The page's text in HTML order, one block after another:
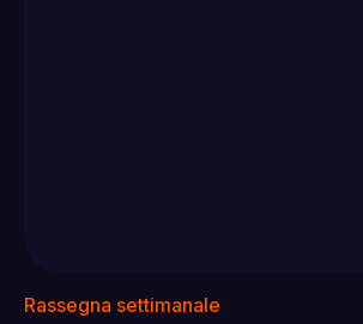
Rassegna settimanale